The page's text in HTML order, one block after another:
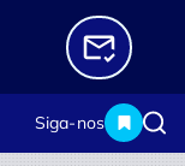
Siga-nos